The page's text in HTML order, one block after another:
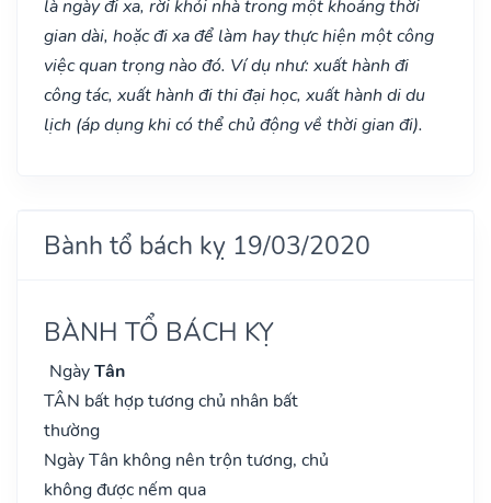
là ngày đi xa, rời khỏi nhà trong một khoảng thời
gian dài, hoặc đi xa để làm hay thực hiện một công
việc quan trọng nào đó. Ví dụ như: xuất hành đi
công tác, xuất hành đi thi đại học, xuất hành di du
lịch (áp dụng khi có thể chủ động về thời gian đi).
Bành tổ bách kỵ 19/03/2020
BÀNH TỔ BÁCH KỴ
NgàyTân
TÂN bất hợp tương chủ nhân bất
thường
Ngày Tân không nên trộn tương, chủ
không được nếm qua